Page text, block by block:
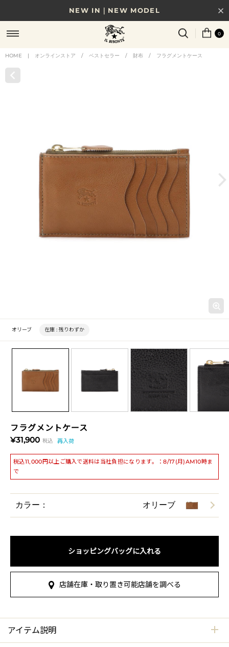
NEW IN｜NEW MODEL
8/17(月)10時まで｜税込11,000円以上で送料無料
贈る相手やシーンから選べる、新しいギフトガイド
0
HOME | オンラインストア / ベストセラー / 財布 / フラグメントケース
フラグメントケース
¥31,900 税込 再入荷
税込11,000円以上ご購入で送料は当社負担になります。：8/17(月)AM10時ま
で
オリーブ 在庫 : 残りわずか
カラー： オリーブ
ショッピングバッグに入れる
店舗在庫・取り置き可能店舗を調べる
アイテム説明